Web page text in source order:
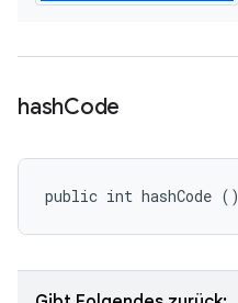
hashCode
public int hashCode ()